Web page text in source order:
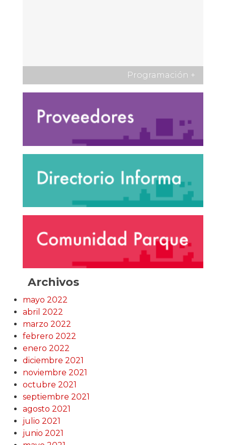
Programación +
Archivos
mayo 2022
abril 2022
marzo 2022
febrero 2022
enero 2022
diciembre 2021
noviembre 2021
octubre 2021
septiembre 2021
agosto 2021
julio 2021
junio 2021